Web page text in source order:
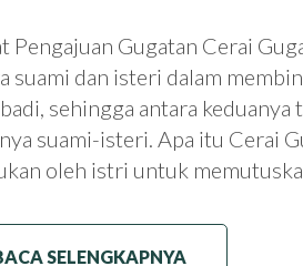
Pengajuan Gugatan Cerai
suami dan isteri dalam
sehingga antara
suami-isteri. Apa itu Cerai
oleh istri untuk
SELENGKAPNYA